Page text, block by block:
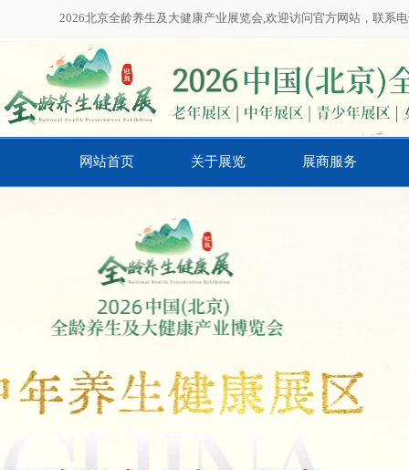
2026北京全龄养生及大健康产业展览会,欢迎访问官方网站，联系
网站首页 关于展览 展商服务